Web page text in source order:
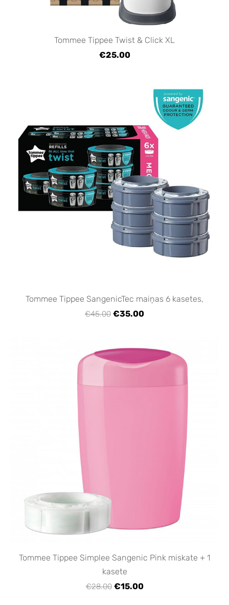
Tommee Tippee Twist & Click XL
€25.00
Tommee Tippee SangenicTec maiņas 6 kasetes,
€45.00 €35.00
Tommee Tippee Simplee Sangenic Pink miskate + 1
kasete
€28.00 €15.00